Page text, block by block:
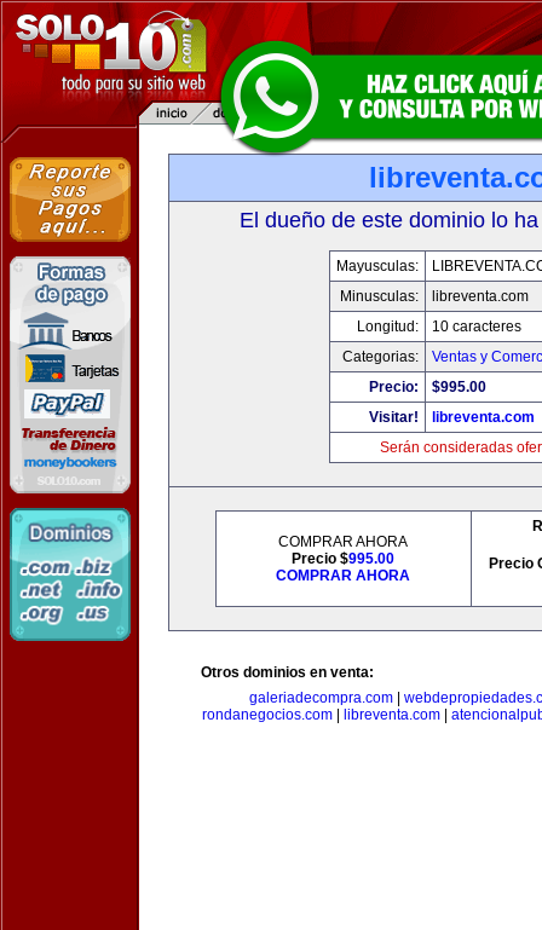
El dueño de este dominio lo
Mayusculas:
Minusculas:
libreventa.com
Longitud:
10 caracteres
Categorias:
Ventas y
Precio:
$995.00
Visitar!
libreventa.com
Serán consideradas
COMPRAR AHORA
Precio $995.00
COMPRAR AHORA
Precio
Otros dominios en venta:
galeriadecompra.com|
rondanegocios.com
libreventa.com